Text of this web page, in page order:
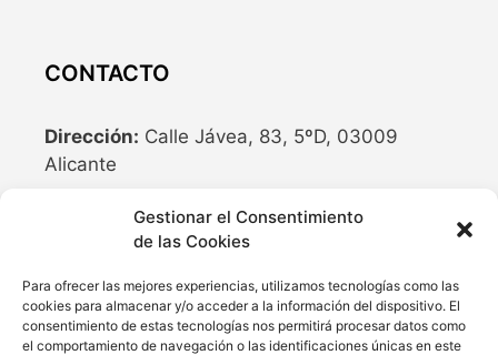
Gestionar el Consentimiento
de las Cookies
Para ofrecer las mejores experiencias, utilizamos tecnologías como las
cookies para almacenar y/o acceder a la información del dispositivo. El
consentimiento de estas tecnologías nos permitirá procesar datos como
el comportamiento de navegación o las identificaciones únicas en este
CONTACTO
Dirección: Calle Jávea, 83, 5ºD, 03009
Alicante
info@cubriland.com
REDES SOCIALES